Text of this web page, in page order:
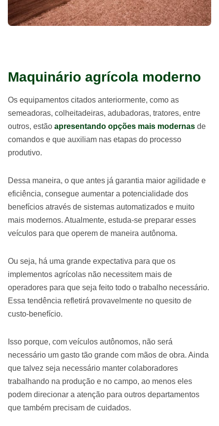
Maquinário agrícola moderno
Os equipamentos citados anteriormente, como as
semeadoras, colheitadeiras, adubadoras, tratores, entre
outros, estão apresentando opções mais modernas de
comandos e que auxiliam nas etapas do processo
produtivo.
Dessa maneira, o que antes já garantia maior agilidade e
eficiência, consegue aumentar a potencialidade dos
benefícios através de sistemas automatizados e muito
mais modernos. Atualmente, estuda-se preparar esses
veículos para que operem de maneira autônoma.
Ou seja, há uma grande expectativa para que os
implementos agrícolas não necessitem mais de
operadores para que seja feito todo o trabalho necessário.
Essa tendência refletirá provavelmente no quesito de
custo-benefício.
Isso porque, com veículos autônomos, não será
necessário um gasto tão grande com mãos de obra. Ainda
que talvez seja necessário manter colaboradores
trabalhando na produção e no campo, ao menos eles
podem direcionar a atenção para outros departamentos
que também precisam de cuidados.